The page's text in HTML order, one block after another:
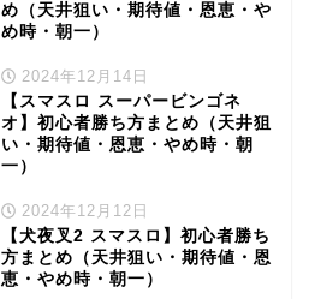
め（天井狙い・期待値・恩恵・や
め時・朝一）
2024年12月14日
【スマスロ スーパービンゴネ
オ】初心者勝ち方まとめ（天井狙
い・期待値・恩恵・やめ時・朝
一）
2024年12月12日
【犬夜叉2 スマスロ】初心者勝ち
方まとめ（天井狙い・期待値・恩
恵・やめ時・朝一）